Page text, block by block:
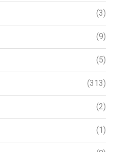
(3)
(9)
(5)
(313)
(2)
(1)